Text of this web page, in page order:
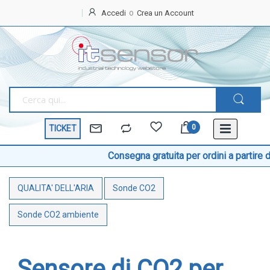
Accedi Crea un Account
TICKET
Consegna gratuita per ordini a partire da € 199 IVA
QUALITA' DELL'ARIA Sonde CO2
Sonde CO2 ambiente
OFFERTE
SPECIALI
BEST
SELLER
TEMPERATURA
Sonde temperatura ambiente
Sonde temperatura a cavo
Sonde temperatura ATEX
Sonde temperatura con connettore